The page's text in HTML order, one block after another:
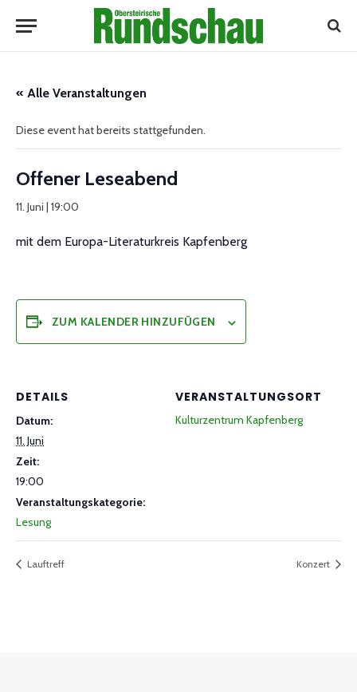
« Alle Veranstaltungen
Diese event hat bereits stattgefunden.
Offener Leseabend
11. Juni | 19:00
mit dem Europa-Literaturkreis Kapfenberg
ZUM KALENDER HINZUFÜGEN
DETAILS
Datum:
11. Juni
Zeit:
19:00
Veranstaltungskategorie:
Lesung
VERANSTALTUNGSORT
Kulturzentrum Kapfenberg
Lauftreff Konzert